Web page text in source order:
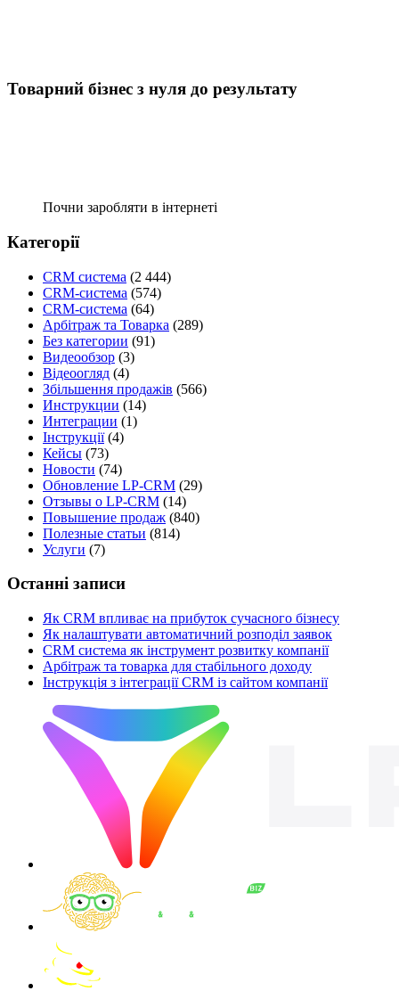
Товарний бізнес з нуля до результату
Почни заробляти в інтернеті
Категорії
CRM система (2 444)
CRM-система (574)
CRM-система (64)
Арбітраж та Товарка (289)
Без категории (91)
Видеообзор (3)
Відеоогляд (4)
Збільшення продажів (566)
Инструкции (14)
Интеграции (1)
Інструкції(4)
Кейсы (73)
Новости (74)
Обновление LP-CRM (29)
Отзывы о LP-CRM (14)
Повышение продаж (840)
Полезные статьи (814)
Услуги (7)
Останні записи
Як CRM впливає на прибуток сучасного бізнесу
Як налаштувати автоматичний розподіл заявок
CRM система як інструмент розвитку компанії
Арбітраж та товарка для стабільного доходу
Інструкція з інтеграції CRM із сайтом компанії